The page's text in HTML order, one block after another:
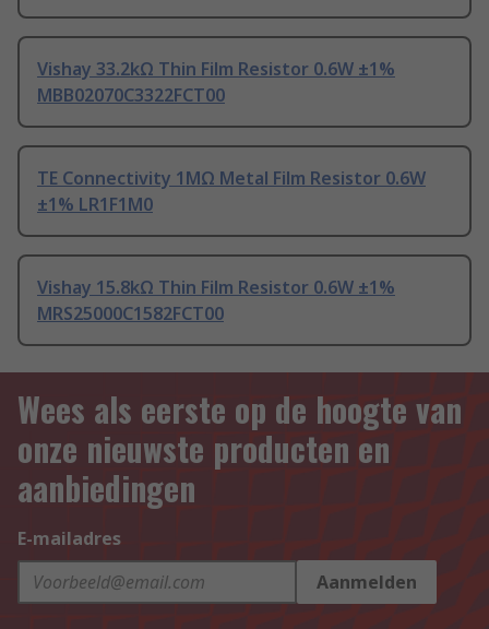
Vishay 33.2kΩ Thin Film Resistor 0.6W ±1%
MBB02070C3322FCT00
TE Connectivity 1MΩ Metal Film Resistor 0.6W
±1% LR1F1M0
Vishay 15.8kΩ Thin Film Resistor 0.6W ±1%
MRS25000C1582FCT00
Wees als eerste op de hoogte van
onze nieuwste producten en
aanbiedingen
E-mailadres
Aanmelden